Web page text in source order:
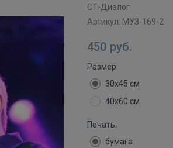
СТ-Диалог
Артикул: МУЗ-169-2
450 руб.
Размер:
30х45 см
40х60 см
Печать:
бумага